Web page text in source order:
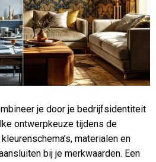
je door je bedrijfsidentiteit
ontwerpkeuze tijdens de
materialen en
bij je merkwaarden. Een